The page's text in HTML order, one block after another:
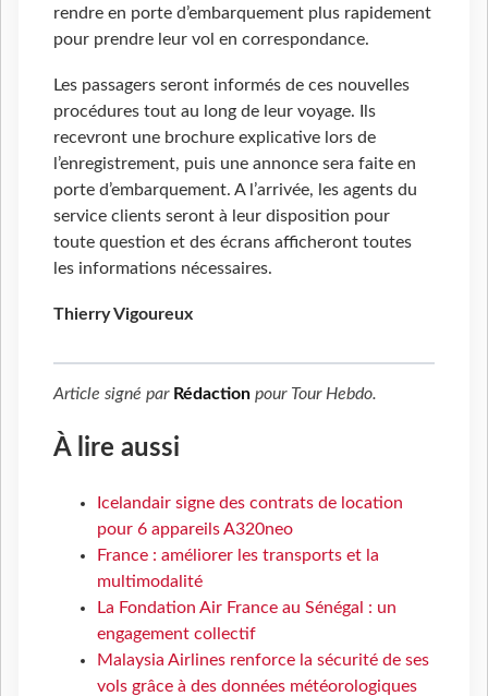
rendre en porte d’embarquement plus rapidement
pour prendre leur vol en correspondance.
Les passagers seront informés de ces nouvelles
procédures tout au long de leur voyage. Ils
recevront une brochure explicative lors de
l’enregistrement, puis une annonce sera faite en
porte d’embarquement. A l’arrivée, les agents du
service clients seront à leur disposition pour
toute question et des écrans afficheront toutes
les informations nécessaires.
Thierry Vigoureux
Article signé par Rédaction pour Tour Hebdo.
À lire aussi
Icelandair signe des contrats de location
pour 6 appareils A320neo
France : améliorer les transports et la
multimodalité
La Fondation Air France au Sénégal : un
engagement collectif
Malaysia Airlines renforce la sécurité de ses
vols grâce à des données météorologiques